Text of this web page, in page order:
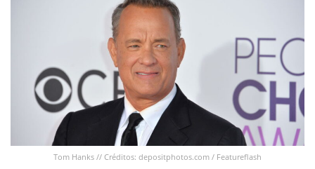
Tom Hanks // Créditos: depositphotos.com / Featureflash